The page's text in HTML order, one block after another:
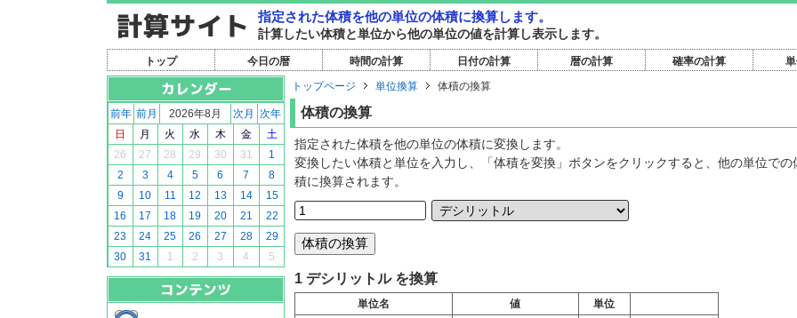
指定された体積を他の単位の体積に換算します。
計算したい体積と単位から他の単位の値を計算し表示します。
トップ 今日の暦 時間の計算 日付の計算 暦の計算 確率の計算
前年 前月 2026年8月 次月
次年
日
月 火 水 木 金
土
26
27 28 29 30 31
1
2
3 4 5 6 7
8
9
10 11 12 13 14
15
16
17 18 19 20 21
22
23
24 25 26 27 28
29
30
31 1 2 3 4 5
トップページ 単位換算 体積の換算
体積の換算
指定された体積を他の単位の体積に変換します。
変換したい体積と単位を入力し、「体積を変換」ボタンをクリックすると、他の単位での
積に換算されます。
1 デシリットル を換算
単位名 値
単位